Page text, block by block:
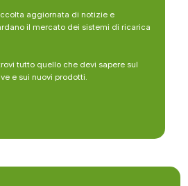
aggiornata di notizie e
il mercato dei sistemi di ricarica
tutto quello che devi sapere sul
e sui nuovi prodotti.